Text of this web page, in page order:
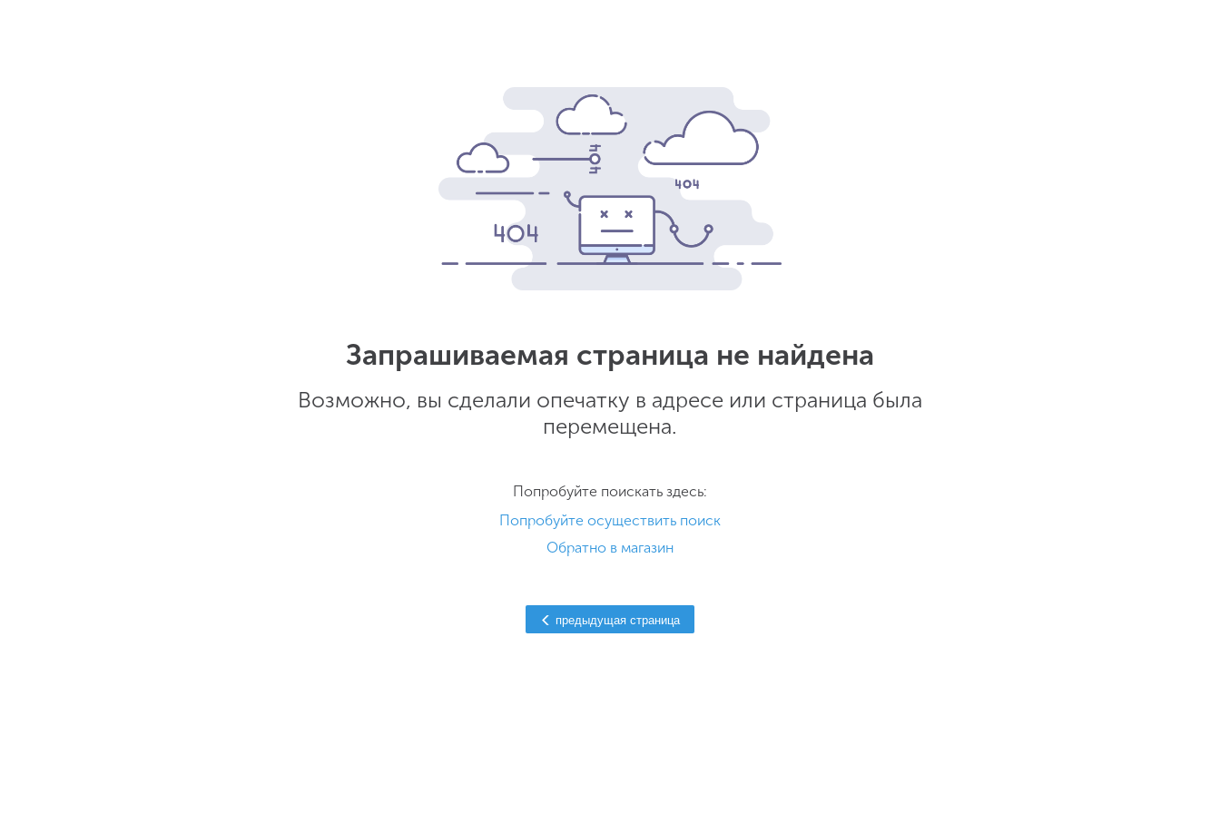
Запрашиваемая страница не найдена
Возможно, вы сделали опечатку в адресе или страница была
перемещена.
Попробуйте поискать здесь:
Попробуйте осуществить поиск
Обратно в магазин
предыдущая страница